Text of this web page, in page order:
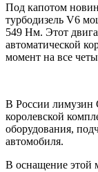
Под капотом
турбодизель V6
549 Нм. Этот
автоматической
момент на все
В России лимузин
королевской
оборудования,
автомобиля.
В оснащение этой